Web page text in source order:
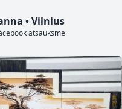
•Vilnius
atsauksme